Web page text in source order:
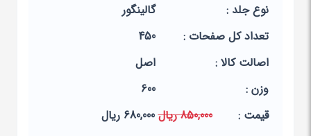
نوع جلد :
گالینگور
تعداد کل صفحات :
450
اصالت کالا :
اصل
وزن :
600
قيمت :
850,000 ریال
680,000 ریال